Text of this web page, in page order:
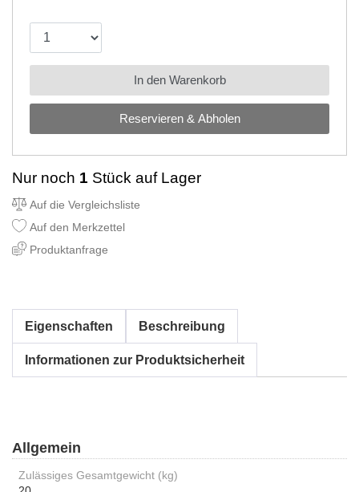
Reservieren & Abholen
In den Warenkorb
Nur noch 1 Stück auf Lager
Auf die Vergleichsliste
Auf den Merkzettel
Produktanfrage
Eigenschaften Beschreibung
Informationen zur Produktsicherheit
Allgemein
Zulässiges Gesamtgewicht (kg)